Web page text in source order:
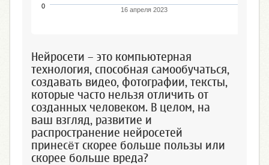
16 апреля 2023
0
Нейросети – это компьютерная
технология, способная самообучаться,
создавать видео, фотографии, тексты,
которые часто нельзя отличить от
созданных человеком. В целом, на
ваш взгляд, развитие и
распространение нейросетей
принесёт скорее больше пользы или
скорее больше вреда?